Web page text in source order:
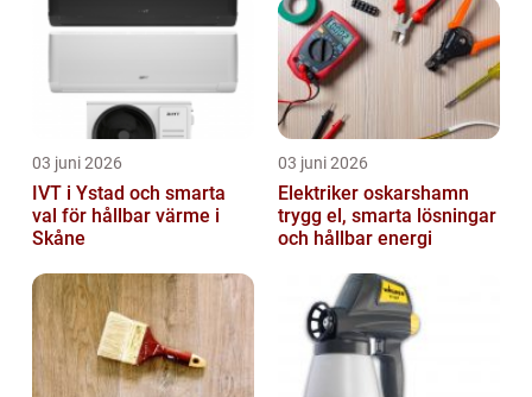
03 juni 2026
IVT i Ystad och smarta
val för hållbar värme i
Skåne
03 juni 2026
Elektriker oskarshamn
trygg el, smarta lösningar
och hållbar energi